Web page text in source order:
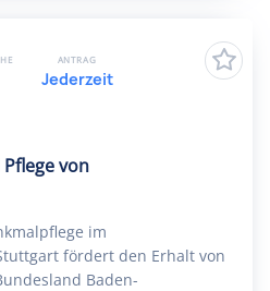
von
im
fördert den Erhalt von
Baden-
ANTRAG
Jederzeit